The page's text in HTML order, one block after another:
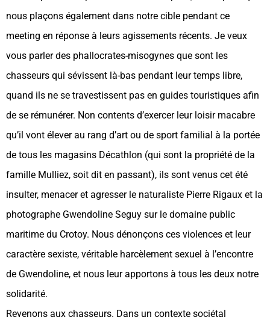
nous plaçons également dans notre cible pendant ce
meeting en réponse à leurs agissements récents. Je veux
vous parler des phallocrates-misogynes que sont les
chasseurs qui sévissent là-bas pendant leur temps libre,
quand ils ne se travestissent pas en guides touristiques afin
de se rémunérer. Non contents d’exercer leur loisir macabre
qu’il vont élever au rang d’art ou de sport familial à la portée
de tous les magasins Décathlon (qui sont la propriété de la
famille Mulliez, soit dit en passant), ils sont venus cet été
insulter, menacer et agresser le naturaliste Pierre Rigaux et la
photographe Gwendoline Seguy sur le domaine public
maritime du Crotoy. Nous dénonçons ces violences et leur
caractère sexiste, véritable harcèlement sexuel à l’encontre
de Gwendoline, et nous leur apportons à tous les deux notre
solidarité.
Revenons aux chasseurs. Dans un contexte sociétal